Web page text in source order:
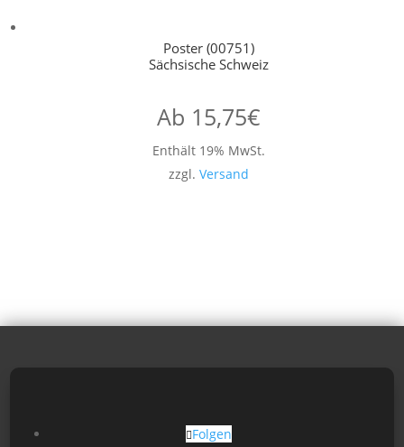
Poster (00751)
Sächsische Schweiz
Ab 15,75€
Enthält 19% MwSt.
zzgl. Versand
Folgen